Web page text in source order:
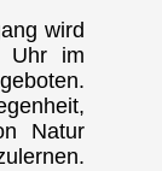
wird
Uhr im
Natur